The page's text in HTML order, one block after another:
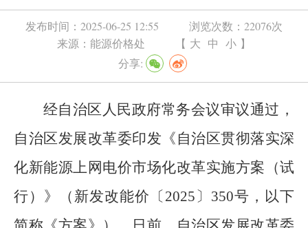
发布时间： 2025-06-25 12:55 浏览次数： 22076次
来源： 能源价格处 【 大 中 小 】
分享:
经自治区人民政府常务会议审议通过，
自治区发展改革委印发《自治区贯彻落实深
化新能源上网电价市场化改革实施方案（试
行） 》（新发改能价〔 2025 〕 350号，以下